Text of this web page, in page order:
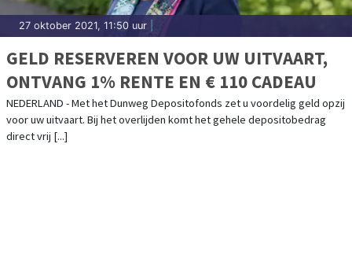
27 oktober 2021, 11:50 uur
GELD RESERVEREN VOOR UW UITVAART,
ONTVANG 1% RENTE EN € 110 CADEAU
NEDERLAND - Met het Dunweg Depositofonds zet u voordelig geld opzij
voor uw uitvaart. Bij het overlijden komt het gehele depositobedrag
direct vrij [...]